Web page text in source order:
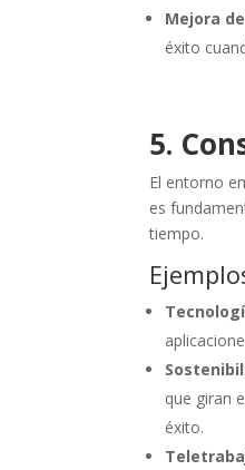
Mejora
éxito
5.
El entorno
es
tiempo.
que giran
éxito.